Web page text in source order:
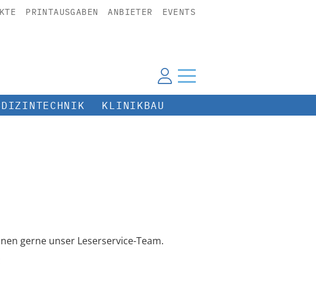
PRINTAUSGABEN ANBIETER EVENTS
KLINIKBAU
gerne unser Leserservice-Team.